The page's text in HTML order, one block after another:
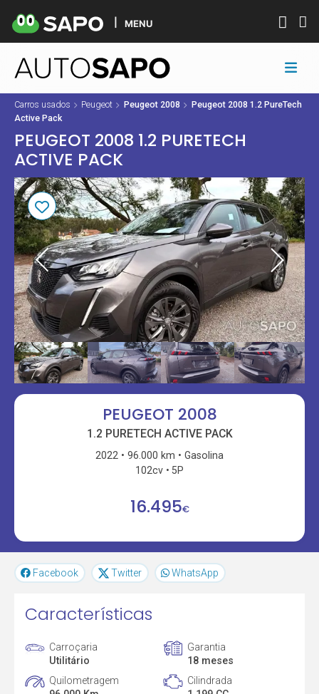
MENU
Carros usados Peugeot Peugeot 2008
Peugeot 2008 1.2 PureTech
Active Pack
PEUGEOT 2008 1.2 PURETECH
ACTIVE PACK
PEUGEOT 2008
1.2 PURETECH ACTIVE PACK
2022 96.000 km
Gasolina
102cv
5P
16.495€
Facebook Twitter WhatsApp
Características
Carroçaria
Utilitário
Garantia
18 meses
Quilometragem
Cilindrada